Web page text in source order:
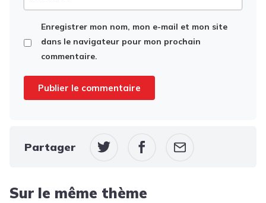
Enregistrer mon nom, mon e-mail et mon site
dans le navigateur pour mon prochain
commentaire.
Partager
Sur le même thème